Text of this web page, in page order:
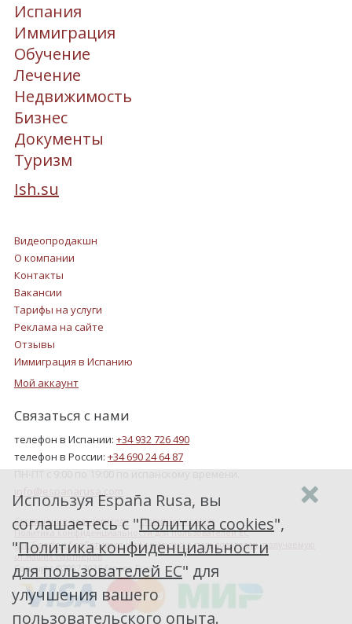
Испания
Иммиграция
Обучение
Лечение
Недвижимость
Бизнес
Документы
Туризм
Ish.su
Видеопродакшн
О компании
Контакты
Вакансии
Тарифы на услуги
Реклама на сайте
Отзывы
Иммиграция в Испанию
Мой аккаунт
Связаться с нами
телефон в Испании: +34 932 726 490
телефон в России: +34 690 24 64 87
ПН-ПТ с 9:00 по 19:00 по испанскому времени.
Соглашение пользователя
Политика cookies
Политика конфиденциальности для пользователей ЕС
Как Google обрабатывает информацию о пользователях, получаемую
от наших партнеров
Copyright ©2007-2026 Espana Rusa
Используя España Rusa, вы
соглашаетесь с "Политика cookies",
"Политика конфиденциальности
для пользователей ЕС" для
улучшения вашего
пользовательского опыта.